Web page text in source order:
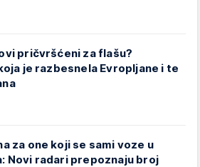
pričvršćeni za flašu?
je razbesnela Evropljane i te
za one koji se sami voze u
Novi radari prepoznaju broj